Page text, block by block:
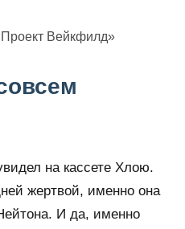
Вейкфилд»
на кассете Хлою.
жертвой, именно она
И да, именно